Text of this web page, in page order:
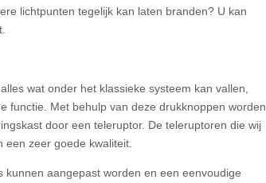
lichtpunten tegelijk kan laten branden? U kan
wat onder het klassieke systeem kan vallen,
functie. Met behulp van deze drukknoppen worden
door een teleruptor. De teleruptoren die wij
zeer goede kwaliteit.
aangepast worden en een eenvoudige